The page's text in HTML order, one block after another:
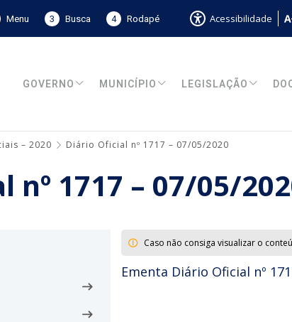
Menu 3 Busca 4 Rodapé Acessibilidade
GOVERNO MUNICÍPIO LEGISLAÇÃO
– 2020 Diário Oficial nº 1717 – 07/05/2020
nº 1717 – 07/05/
Caso não consiga visualizar o
Ementa Diário Oficial nº